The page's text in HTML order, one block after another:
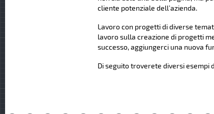
cliente potenziale dell’azienda.
Lavoro con progetti di diverse
lavoro sulla creazione di progetti
successo, aggiungerci una nuova
Di seguito troverete diversi esempi